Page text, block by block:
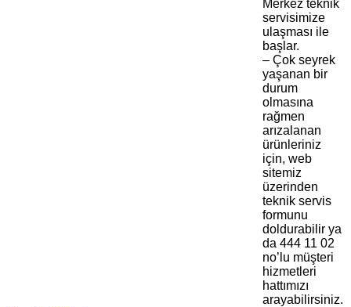
Merkez teknik
servisimize
ulaşması ile
başlar.
– Çok seyrek
yaşanan bir
durum
olmasına
rağmen
arızalanan
ürünleriniz
için, web
sitemiz
üzerinden
teknik servis
formunu
doldurabilir ya
da 444 11 02
no’lu müşteri
hizmetleri
hattımızı
arayabilirsiniz.